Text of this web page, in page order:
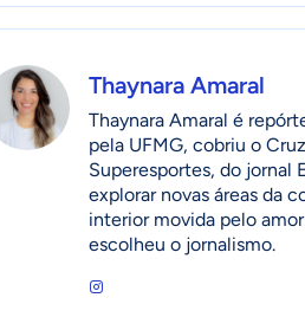
Thaynara Amaral
Thaynara Amaral é
pela UFMG, cobriu o
Superesportes, do jornal
explorar novas áreas da
interior movida pelo
escolheu o jornalismo.